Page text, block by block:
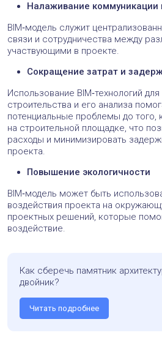
Налаживание коммуникации
BIM‑модель служит
связи и сотрудничества между
участвующими в проекте.
Сокращение затрат и
Использование BIM‑технологий
строительства и его анализа
потенциальные проблемы до того,
на строительной площадке, что
расходы и минимизировать
проекта.
Повышение экологичности
BIM‑модель может быть
воздействия проекта на
проектных решений, которые
воздействие.
Как сберечь памятник
двойник?
Читать подробнее